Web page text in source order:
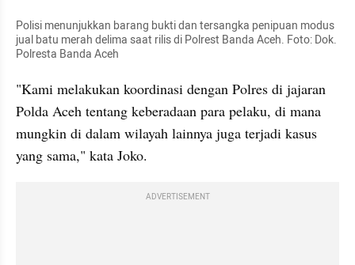
Polisi menunjukkan barang bukti dan tersangka penipuan modus
jual batu merah delima saat rilis di Polrest Banda Aceh. Foto: Dok.
Polresta Banda Aceh
"Kami melakukan koordinasi dengan Polres di jajaran
Polda Aceh tentang keberadaan para pelaku, di mana
mungkin di dalam wilayah lainnya juga terjadi kasus
yang sama," kata Joko.
ADVERTISEMENT